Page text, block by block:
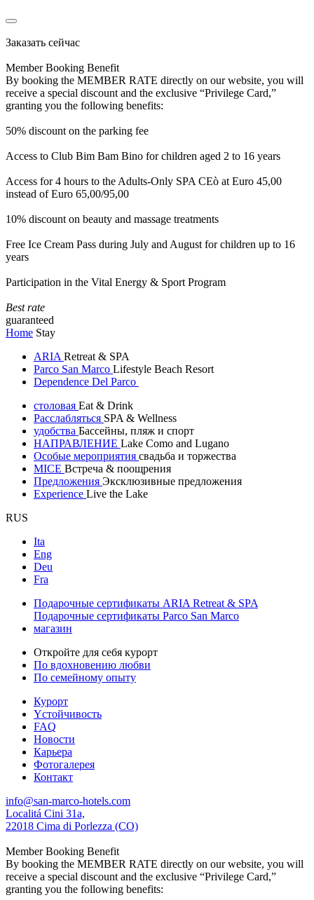
Заказать сейчас
Member Booking Benefit
By booking the MEMBER RATE directly on our website, you will
receive a special discount and the exclusive “Privilege Card,”
granting you the following benefits:
50% discount on the parking fee
Access to Club Bim Bam Bino for children aged 2 to 16 years
Access for 4 hours to the Adults-Only SPA CEò at Euro 45,00
instead of Euro 65,00/95,00
10% discount on beauty and massage treatments
Free Ice Cream Pass during July and August for children up to 16
years
Participation in the Vital Energy & Sport Program
Best rate
guaranteed
Home Stay
ARIA Retreat & SPA
Parco San Marco Lifestyle Beach Resort
Dependence Del Parco
столовая Eat & Drink
Расслабляться SPA & Wellness
удобства Бассейны, пляж и спорт
НАПРАВЛЕНИЕ Lake Como and Lugano
Особые мероприятия свадьба и торжества
MICE Встреча & поощрения
Предложения Эксклюзивные предложения
Experience Live the Lake
RUS
Ita
Eng
Deu
Fra
Подарочные сертификаты ARIA Retreat & SPA
Подарочные сертификаты Parco San Marco
магазин
Откройте для себя курорт
По вдохновению любви
По семейному опыту
Курорт
Yстойчивость
FAQ
Новости
Карьера
Фотогалерея
Контакт
info@san-marco-hotels.com
Localitá Cini 31a,
22018 Cima di Porlezza (CO)
Member Booking Benefit
By booking the MEMBER RATE directly on our website, you will
receive a special discount and the exclusive “Privilege Card,”
granting you the following benefits: